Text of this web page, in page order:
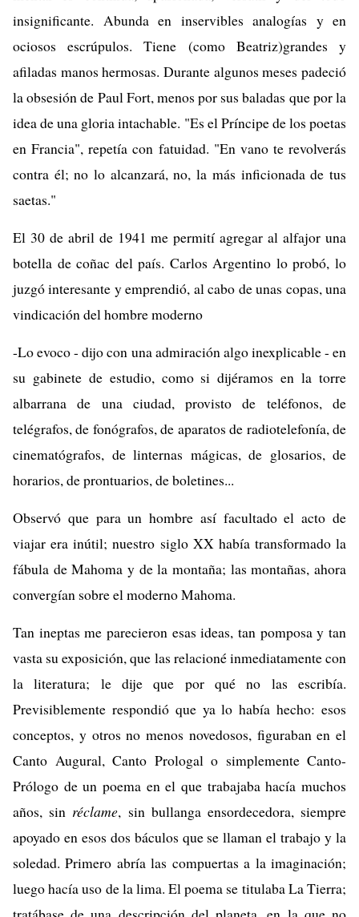
insignificante. Abunda en inservibles analogías y en
ociosos escrúpulos. Tiene (como Beatriz)grandes y
afiladas manos hermosas. Durante algunos meses padeció
la obsesión de Paul Fort, menos por sus baladas que por la
idea de una gloria intachable. "Es el Príncipe de los poetas
en Francia", repetía con fatuidad. "En vano te revolverás
contra él; no lo alcanzará, no, la más inficionada de tus
saetas."
El 30 de abril de 1941 me permití agregar al alfajor una
botella de coñac del país. Carlos Argentino lo probó, lo
juzgó interesante y emprendió, al cabo de unas copas, una
vindicación del hombre moderno
-Lo evoco - dijo con una admiración algo inexplicable - en
su gabinete de estudio, como si dijéramos en la torre
albarrana de una ciudad, provisto de teléfonos, de
telégrafos, de fonógrafos, de aparatos de radiotelefonía, de
cinematógrafos, de linternas mágicas, de glosarios, de
horarios, de prontuarios, de boletines...
Observó que para un hombre así facultado el acto de
viajar era inútil; nuestro siglo XX había transformado la
fábula de Mahoma y de la montaña; las montañas, ahora
convergían sobre el moderno Mahoma.
Tan ineptas me parecieron esas ideas, tan pomposa y tan
vasta su exposición, que las relacioné inmediatamente con
la literatura; le dije que por qué no las escribía.
Previsiblemente respondió que ya lo había hecho: esos
conceptos, y otros no menos novedosos, figuraban en el
Canto Augural, Canto Prologal o simplemente Canto-
Prólogo de un poema en el que trabajaba hacía muchos
años, sin réclame, sin bullanga ensordecedora, siempre
apoyado en esos dos báculos que se llaman el trabajo y la
soledad. Primero abría las compuertas a la imaginación;
luego hacía uso de la lima. El poema se titulaba La Tierra;